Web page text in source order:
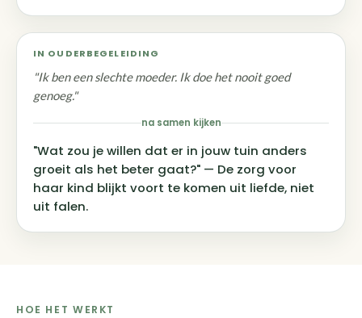
IN OUDERBEGELEIDING
"Ik ben een slechte moeder. Ik doe het nooit goed
genoeg."
na samen kijken
"Wat zou je willen dat er in jouw tuin anders
groeit als het beter gaat?" — De zorg voor
haar kind blijkt voort te komen uit liefde, niet
uit falen.
HOE HET WERKT